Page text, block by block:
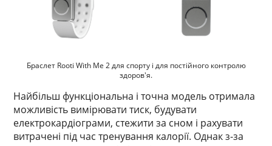
Браслет Rooti With Me 2 для спорту і для постійного контролю
здоров'я.
Найбільш функціональна і точна модель отримала
можливість вимірювати тиск, будувати
електрокардіограми, стежити за сном і рахувати
витрачені під час тренування калорії. Однак з-за